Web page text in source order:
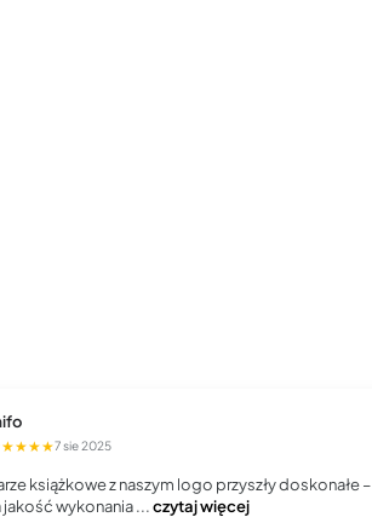
7 sie 2025
książkowe z naszym logo przyszły doskonałe –
wykonania ...czytaj więcej